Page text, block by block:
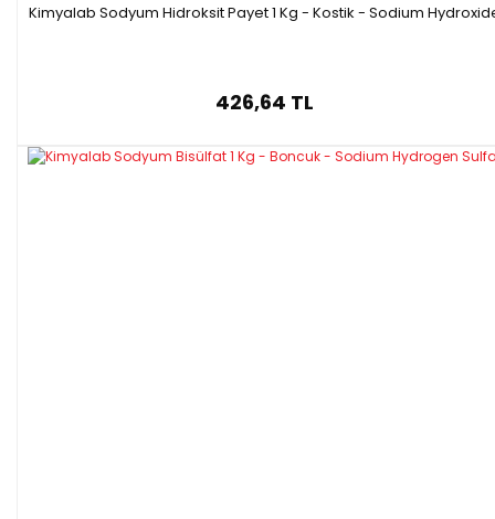
Kimyalab Sodyum Hidroksit Payet 1 Kg - Kostik - Sodium
426,64 TL